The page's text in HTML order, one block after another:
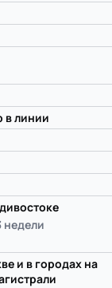
в линии
недели
и в городах на